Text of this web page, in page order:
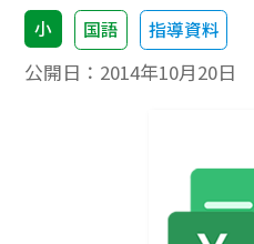
小 国語 指導資料
公開日： 2014年10月20日